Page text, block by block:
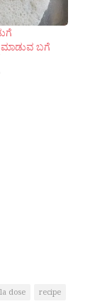
ಮಾಡುವ ಬಗೆ
dose
recipe